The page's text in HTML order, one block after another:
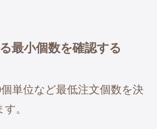
最小個数を確認する
単位など最低注文個数を決
。